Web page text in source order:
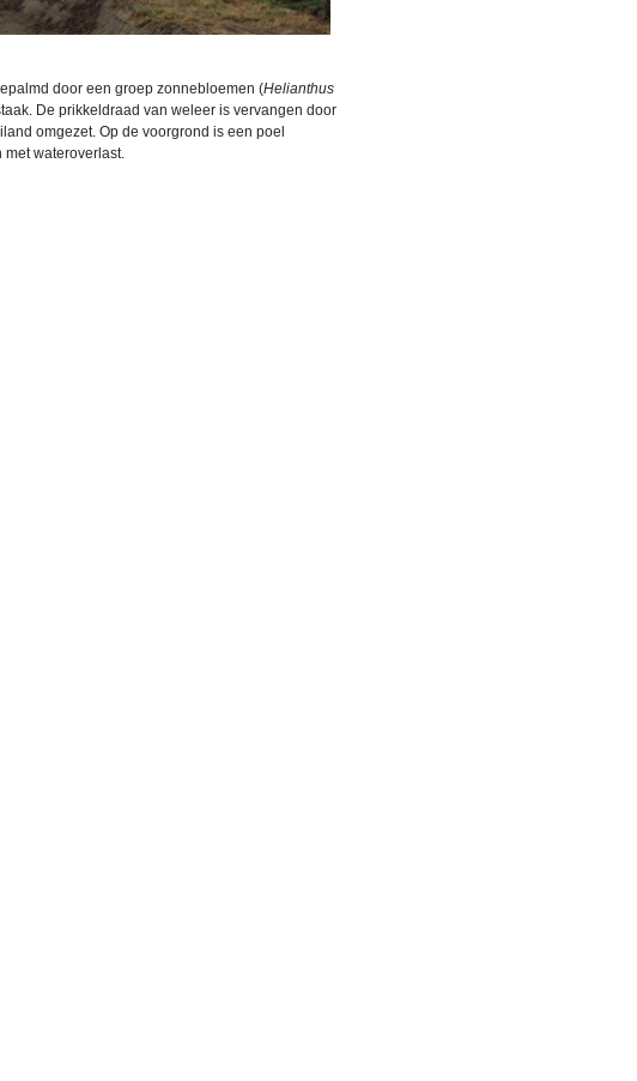
door een groep zonnebloemen (Helianthus
De prikkeldraad van weleer is vervangen door
omgezet. Op de voorgrond is een poel
wateroverlast.